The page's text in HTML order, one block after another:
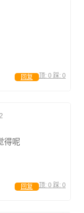
顶: 0 踩: 0
回复
得呢
顶: 0 踩: 0
回复